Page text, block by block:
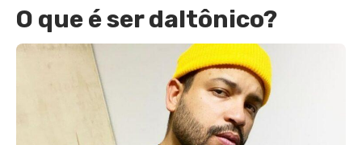
O que é ser daltônico?